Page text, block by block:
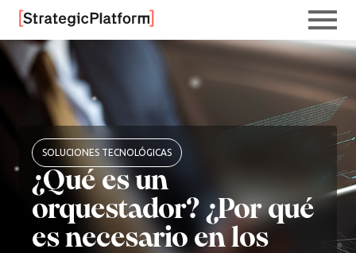
SOLUCIONES TECNOLÓGICAS
¿Qué es un
orquestador? ¿Por qué
es necesario en los